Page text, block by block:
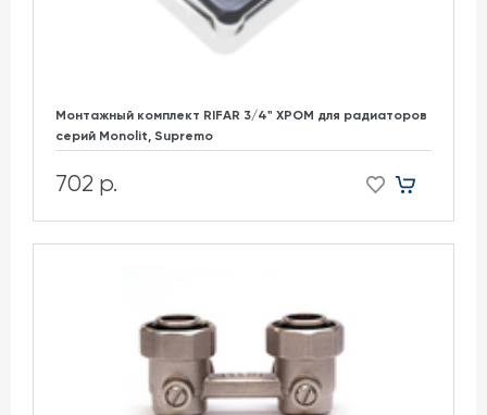
Монтажный комплект RIFAR 3/4" ХРОМ для радиаторов
cерий Monolit, Supremo
702 р.